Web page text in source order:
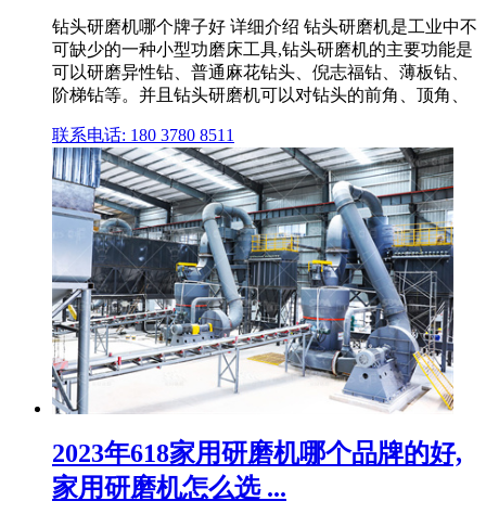
钻头研磨机哪个牌子好 详细介绍 钻头研磨机是工业中不
可缺少的一种小型功磨床工具,钻头研磨机的主要功能是
可以研磨异性钻、普通麻花钻头、倪志福钻、薄板钻、
阶梯钻等。并且钻头研磨机可以对钻头的前角、顶角、
联系电话: 180 3780 8511
2023年618家用研磨机哪个品牌的好,
家用研磨机怎么选 ...